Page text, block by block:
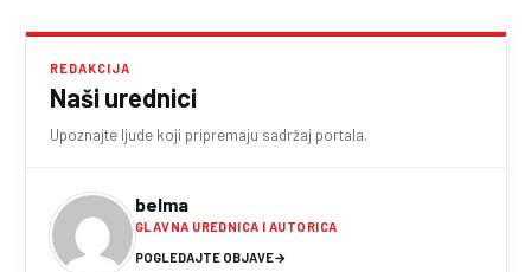
REDAKCIJA
Naši urednici
Upoznajte ljude koji pripremaju sadržaj portala.
belma
GLAVNA UREDNICA I AUTORICA
POGLEDAJTE OBJAVE→